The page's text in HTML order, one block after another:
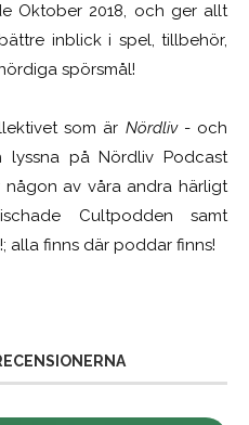
Oktober 2018, och ger allt
inblick i spel, tillbehör,
spörsmål!
som är Nördliv- och
på Nördliv Podcast
någon av våra andra härligt
Cultpodden samt
alla finns där poddar finns!